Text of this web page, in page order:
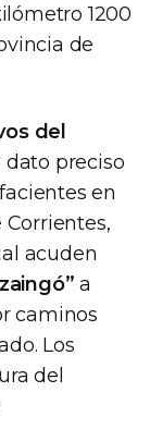
1200
de
del
dato preciso
en
acuden
a
caminos
Los
del